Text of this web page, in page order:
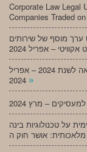
Corporate Law Legal
Companies Traded
ערך מוסף של שירותים
מעו”דכן יחסי עבודה – הקפאה והפחתה של דמי הבראה לשנת 2024 – אפריל
»
על טכנולוגיות בינה